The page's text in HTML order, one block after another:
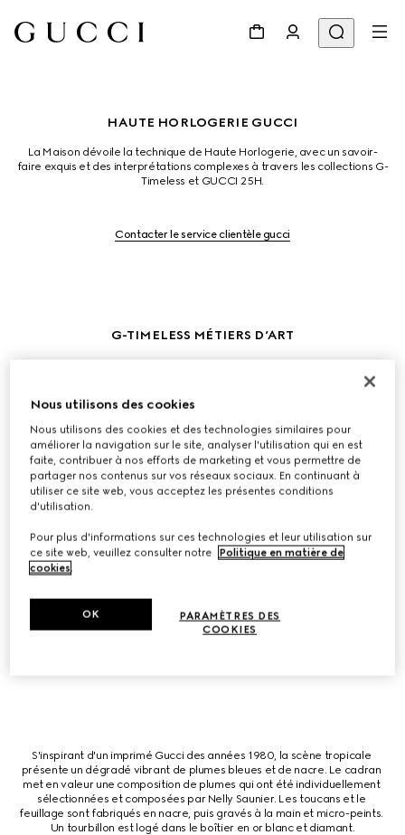
HAUTE HORLOGERIE GUCCI
La Maison dévoile la technique de Haute Horlogerie, avec un savoir-
faire exquis et des interprétations complexes à travers les collections G-
Timeless et GUCCI 25H.
Contacter le service clientèle gucci
G-TIMELESS MÉTIERS D’ART
réinventé grâce à la micro-peinture, la gravure à la main et les pierres.
décoré de pierres précieuses, notamment d'opale rose, de jaspe rouge
sang et de nacre. Le boîtier met en valeur des créatures miniatures
fabriquées en or blanc et finies avec une gravure et une micro-peinture.
Le boîtier et le tourbillon sont tous deux sertis de diamants pour une
touche étincelante.
Inspiré d'un foulard en soie des archives des années 1980, un motif de
artiste Nelly Saunier. Chaque plume est choisie individuellement pour sa
teinte, sa texture et sa qualité réfléchissante. La composition est
complétée par des diamantes, de la nacre et des fleurs gravées
S'inspirant d'un imprimé Gucci des années 1980, la scène tropicale
présente un dégradé vibrant de plumes bleues et de nacre. Le cadran
met en valeur une composition de plumes qui ont été individuellement
sélectionnées et composées par Nelly Saunier. Les toucans et le
feuillage sont fabriqués en nacre, puis gravés à la main et micro-peints.
Un tourbillon est logé dans le boîtier en or blanc et diamant.
Nous utilisons des cookies
Nous utilisons des cookies et des technologies similaires pour
améliorer la navigation sur le site, analyser l'utilisation qui en est
faite, contribuer à nos efforts de marketing et vous permettre de
partager nos contenus sur vos réseaux sociaux. En continuant à
utiliser ce site web, vous acceptez les présentes conditions
d'utilisation.
Pour plus d'informations sur ces technologies et leur utilisation sur
ce site web, veuillez consulter notre
Politique en matière de
cookies.
PARAMÈTRES DES
COOKIES
OK